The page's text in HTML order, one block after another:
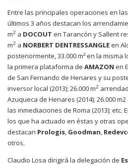
Entre las principales operaciones en
últimos 3 años destacan los
m2 a DOCOUT en Tarancón y Sallent
m2 a NORBERT DENTRESSANGLEen
posteriormente, 33.000 m² en la misma
la primera plataforma de AMAZON en
de San Fernando de Henares y su
inversor local (2013); 26.000 m2
Azuqueca de Henares (2014); 26.000
las inmediaciones de Roma (2013); etc.
los que ha actuado en éstas y otras
destacan Prologis, Goodman,
otros.
Claudio Losa dirigirá la delegación de